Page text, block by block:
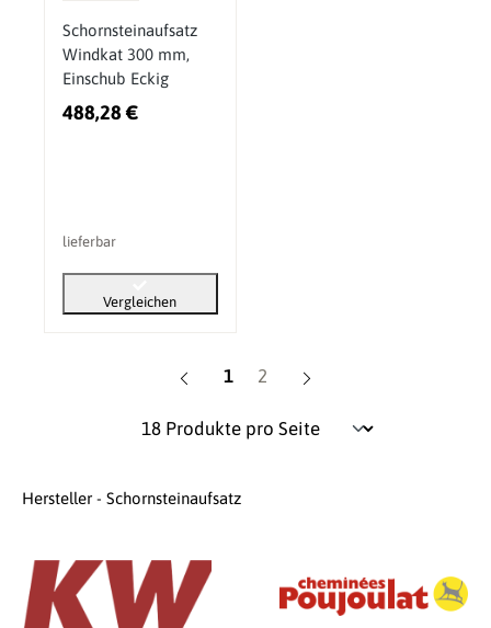
Schornsteinaufsatz
Windkat 300 mm,
Einschub Eckig
488,28 €
lieferbar
Vergleichen
Seite
1 Seite
2
Hersteller - Schornsteinaufsatz